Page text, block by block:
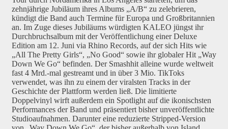
zehnjährige Jubiläum ihres Albums „A/B“ zu zelebrieren,
kündigt die Band auch Termine für Europa und Großbritannien
an. Im Zuge dieses Jubiläums würdigten KALEO jüngst ihr
Durchbruchsalbum mit der Veröffentlichung einer Deluxe
Edition am 12. Juni via Rhino Records, auf der sich Hits wie
„All The Pretty Girls“, „No Good“ sowie ihr globaler Hit „Way
Down We Go“ befinden. Der Smashhit alleine wurde weltweit
fast 4 Mrd.-mal gestreamt und in über 3 Mio. TikToks
verwendet, was ihn zu einem der viralsten Tracks in der
Geschichte der Plattform werden ließ. Die limitierte
Doppelvinyl wirft außerdem ein Spotlight auf die ikonischsten
Performances der Band und präsentiert bisher unveröffentlichte
Studioaufnahmen. Darunter eine reduzierte Stripped-Version